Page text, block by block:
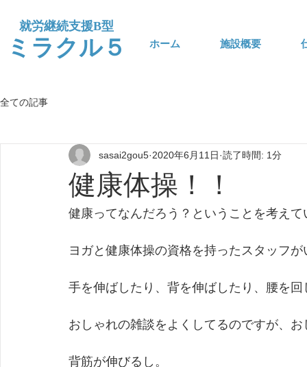
​就労継続支援B型
​ミラクル５ ホーム 施設概要
全ての記事
健康体操！！
sasai2gou5 2020年6月11日 読了時間: 1分
健康ってなんだろう？ということを考えて
ヨガと健康体操の資格を持ったスタッフ
手を伸ばしたり、背を伸ばしたり、腰を回
おしゃれの雑談をよくしてるのですが、
背筋が伸びるし。